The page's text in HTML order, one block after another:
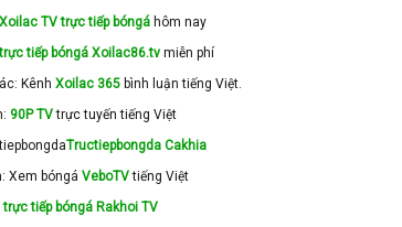
Xoilac TV trực tiếp bóngá hôm nay
trực tiếp bóngá Xoilac86.tv miễn phí
Kênh Xoilac 365 bình luận tiếng Việt.
90P TVtrực tuyến tiếng Việt
Tructiepbongda Cakhia
Xem bóngá VeboTVtiếng Việt
trực tiếp bóngá Rakhoi TV